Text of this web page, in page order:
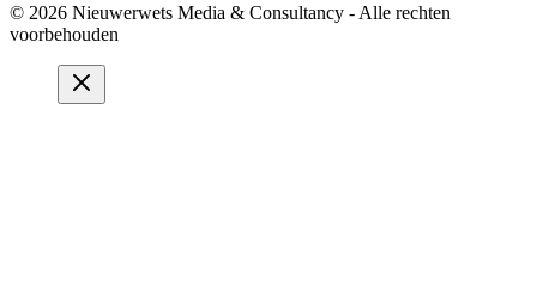
© 2026 Nieuwerwets Media & Consultancy - Alle rechten
voorbehouden